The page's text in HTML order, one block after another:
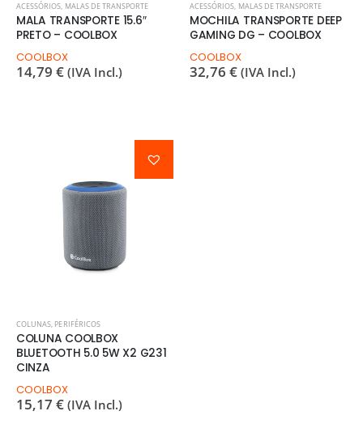
ACESSÓRIOS, MALAS DE TRANSPORTE
MALA TRANSPORTE 15.6″
PRETO – COOLBOX
COOLBOX
14,79 € (IVA Incl.)
ACESSÓRIOS, MALAS DE TRANSPORTE
MOCHILA TRANSPORTE DEEP
GAMING DG – COOLBOX
COOLBOX
32,76 € (IVA Incl.)
COLUNAS PERIFÉRICOS
COLUNA COOLBOX
BLUETOOTH 5.0 5W X2 G231
CINZA
COOLBOX
15,17 € (IVA Incl.)